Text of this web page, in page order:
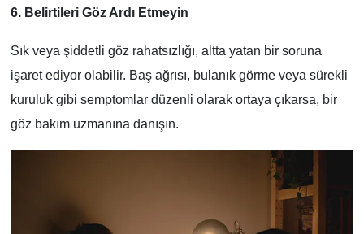
6. Belirtileri Göz Ardı Etmeyin
Sık veya şiddetli göz rahatsızlığı, altta yatan bir soruna
işaret ediyor olabilir. Baş ağrısı, bulanık görme veya sürekli
kuruluk gibi semptomlar düzenli olarak ortaya çıkarsa, bir
göz bakım uzmanına danışın.